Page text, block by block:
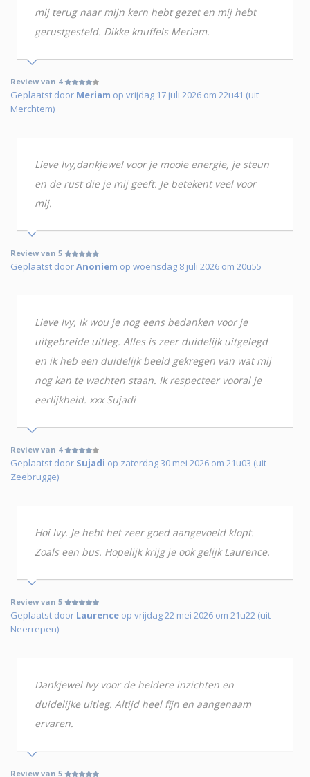
mij terug naar mijn kern hebt gezet en mij hebt
gerustgesteld. Dikke knuffels Meriam.
Review van 4
Geplaatst door Meriam op vrijdag 17 juli 2026 om 22u41 (uit
Merchtem)
Lieve Ivy,dankjewel voor je mooie energie, je steun
en de rust die je mij geeft. Je betekent veel voor
mij.
Review van 5
Geplaatst doorAnoniem op woensdag 8 juli 2026 om 20u55
Lieve Ivy, Ik wou je nog eens bedanken voor je
uitgebreide uitleg. Alles is zeer duidelijk uitgelegd
en ik heb een duidelijk beeld gekregen van wat mij
nog kan te wachten staan. Ik respecteer vooral je
eerlijkheid. xxx Sujadi
Review van 4
Geplaatst door Sujadi op zaterdag 30 mei 2026 om 21u03 (uit
Zeebrugge)
Hoi Ivy. Je hebt het zeer goed aangevoeld klopt.
Zoals een bus. Hopelijk krijg je ook gelijk Laurence.
Review van 5
Geplaatst door Laurence op vrijdag 22 mei 2026 om 21u22 (uit
Neerrepen)
Dankjewel Ivy voor de heldere inzichten en
duidelijke uitleg. Altijd heel fijn en aangenaam
ervaren.
Review van 5